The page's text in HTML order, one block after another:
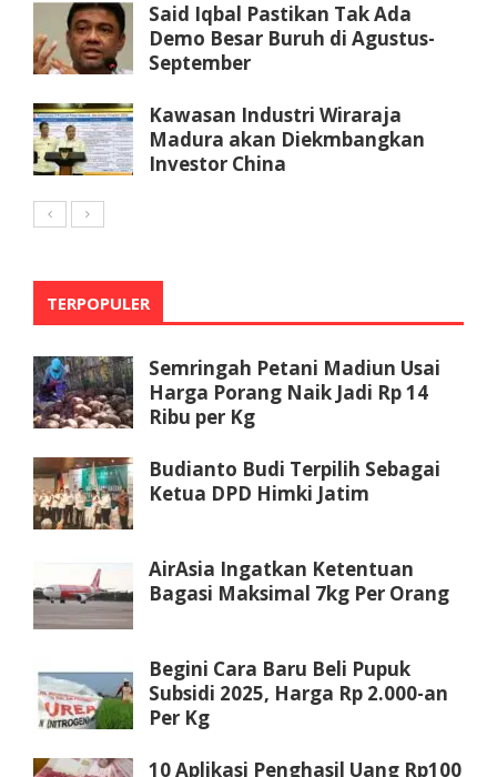
Said Iqbal Pastikan Tak Ada
Demo Besar Buruh di Agustus-
September
Kawasan Industri Wiraraja
Madura akan Diekmbangkan
Investor China
TERPOPULER
Semringah Petani Madiun Usai
Harga Porang Naik Jadi Rp 14
Ribu per Kg
Budianto Budi Terpilih Sebagai
Ketua DPD Himki Jatim
AirAsia Ingatkan Ketentuan
Bagasi Maksimal 7kg Per Orang
Begini Cara Baru Beli Pupuk
Subsidi 2025, Harga Rp 2.000-an
Per Kg
10 Aplikasi Penghasil Uang Rp100